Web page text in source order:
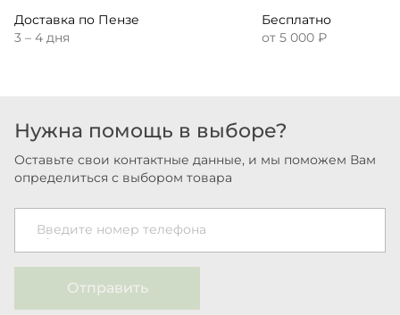
Доставка по Пензе
3 – 4 дня
Бесплатно
от 5 000 ₽
Нужна помощь в выборе?
Оставьте свои контактные данные, и мы поможем Вам
определиться с выбором товара
Введите номер телефона
Отправить